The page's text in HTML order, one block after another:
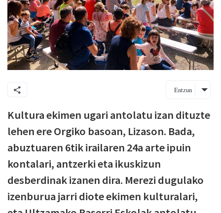
Entzun
Kultura ekimen ugari antolatu izan dituzte
lehen ere Orgiko basoan, Lizason. Bada,
abuztuaren 6tik irailaren 24a arte ipuin
kontalari, antzerki eta ikuskizun
desberdinak izanen dira. Merezi dugulako
izenburua jarri diote ekimen kulturalari,